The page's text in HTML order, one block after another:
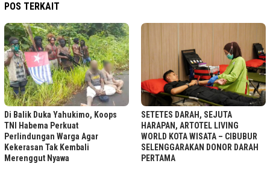
POS TERKAIT
Di Balik Duka Yahukimo, Koops
TNI Habema Perkuat
Perlindungan Warga Agar
Kekerasan Tak Kembali
Merenggut Nyawa
SETETES DARAH, SEJUTA
HARAPAN, ARTOTEL LIVING
WORLD KOTA WISATA – CIBUBUR
SELENGGARAKAN DONOR DARAH
PERTAMA